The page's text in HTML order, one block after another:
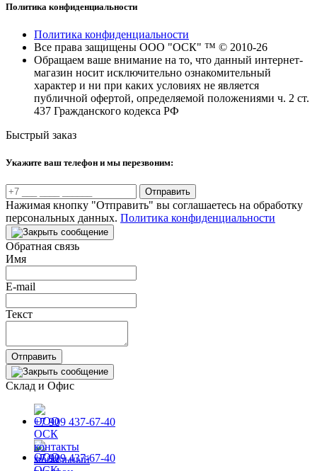
Политика конфиденциальности
Политика конфиденциальности
Все права защищены ООО "ОСК" ™ © 2010-26
Обращаем ваше внимание на то, что данный интернет-
магазин носит исключительно ознакомительный
характер и ни при каких условиях не является
публичной офертой, определяемой положениями ч. 2 ст.
437 Гражданского кодекса РФ
Быстрый заказ
Укажите ваш телефон и мы перезвоним:
Отправить
Нажимая кнопку "Отправить" вы соглашаетесь на обработку
персональных данных. Политика конфиденциальности
Обратная связь
Имя
E-mail
Текст
Отправить
Склад и Офис
+7 909 437-67-40
+7 909 437-67-40